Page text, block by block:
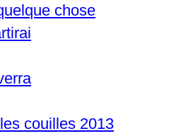
chose
couilles 2013